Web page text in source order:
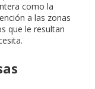
como la
a las zonas
que le resultan